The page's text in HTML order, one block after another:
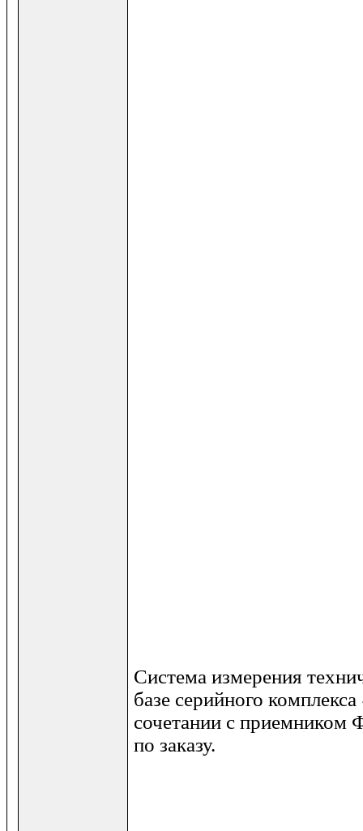
Система измерения
базе серийного
сочетании с
по заказу.